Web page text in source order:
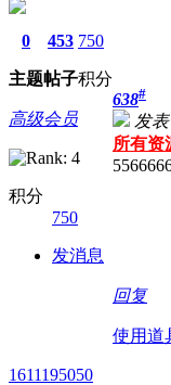
0
主题
453
帖子
750
积分
高级会员
积分
750
发消息
638#
发表
所有资
回复
使用道
1611195050